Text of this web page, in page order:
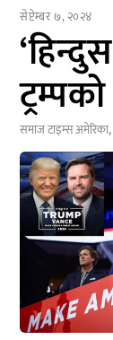
सेप्टेम्बर ७, २०२४
समाज टाइम्सअमेरिका